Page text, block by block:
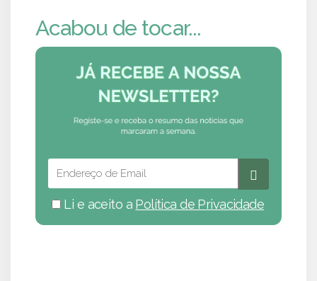
Acabou de tocar...
Li e aceito a Política de Privacidade